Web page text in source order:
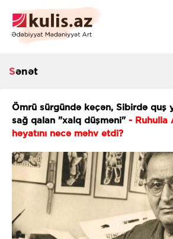
Sənət
Ömrü sürgündə keçən, Sibirdə quş
sağ qalan "xalq düşməni" - Ruhulla
həyatını necə məhv etdi?